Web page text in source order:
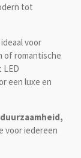
tot
voor
of romantische
LED
een luxe en
duurzaamheid,
voor iedereen